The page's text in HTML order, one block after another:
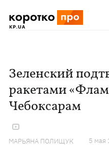
Зеленский
ракетами
Чебоксарам
МАРЬЯНА ПОЛИЩУК 5 мая